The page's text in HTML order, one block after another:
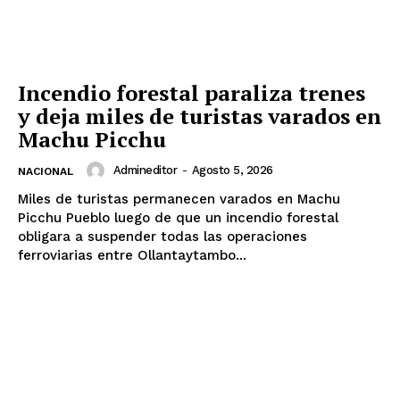
Incendio forestal paraliza trenes
y deja miles de turistas varados en
Machu Picchu
NACIONAL Admineditor - Agosto 5, 2026
Miles de turistas permanecen varados en Machu
Picchu Pueblo luego de que un incendio forestal
obligara a suspender todas las operaciones
ferroviarias entre Ollantaytambo...